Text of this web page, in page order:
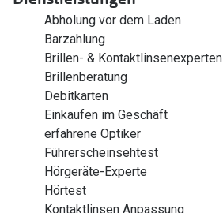
Abholung vor dem Laden
Barzahlung
Brillen- & Kontaktlinsenexperten
Brillenberatung
Debitkarten
Einkaufen im Geschäft
erfahrene Optiker
Führerscheinsehtest
Hörgeräte-Experte
Hörtest
Kontaktlinsen Anpassung